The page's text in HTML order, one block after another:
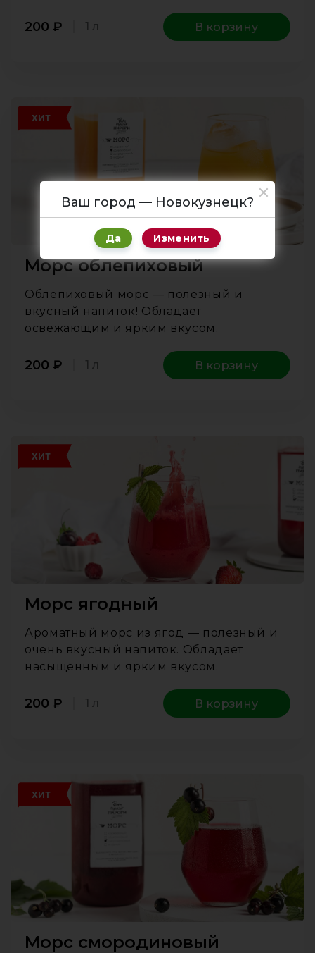
200 ₽ 1 л В корзину
ХИТ
Морс облепиховый
Облепиховый морс — полезный и
вкусный напиток! Обладает
освежающим и ярким вкусом.
200 ₽ 1 л В корзину
ХИТ
Морс ягодный
Ароматный морс из ягод — полезный и
очень вкусный напиток. Обладает
насыщенным и ярким вкусом.
200 ₽ 1 л В корзину
ХИТ
Морс смородиновый
Ваш город — Новокузнецк?
Да Изменить